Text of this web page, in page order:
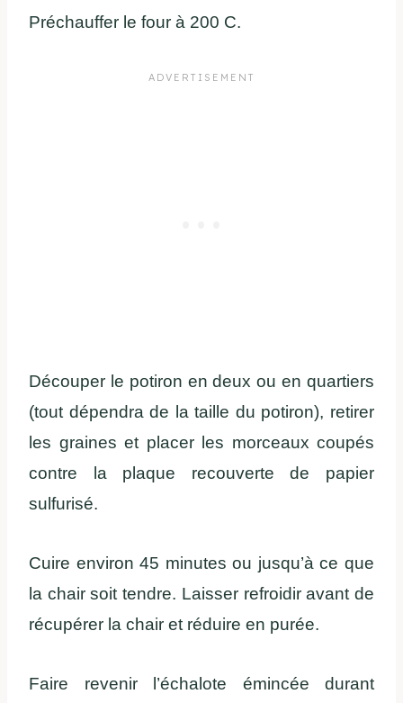
Préchauffer le four à 200 C.
Découper le potiron en deux ou en quartiers
(tout dépendra de la taille du potiron), retirer
les graines et placer les morceaux coupés
contre la plaque recouverte de papier
sulfurisé.
Cuire environ 45 minutes ou jusqu’à ce que
la chair soit tendre. Laisser refroidir avant de
récupérer la chair et réduire en purée.
Faire revenir l’échalote émincée durant